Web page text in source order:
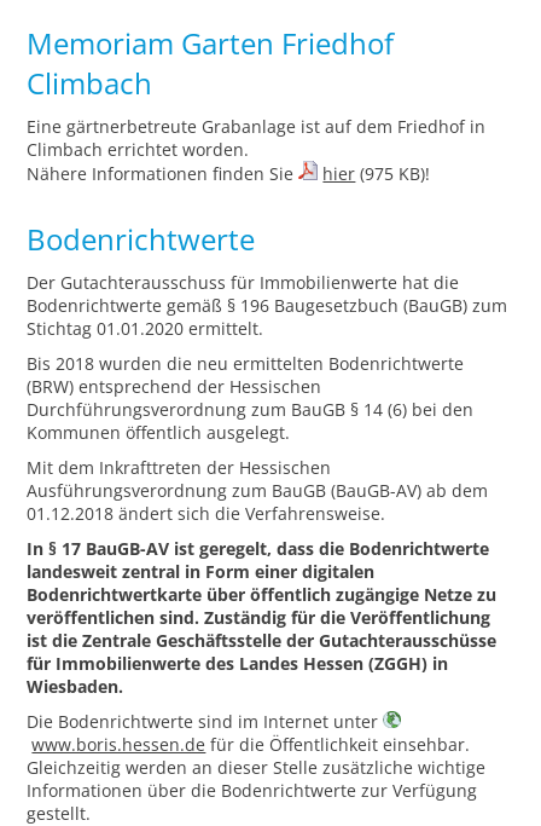
Memoriam Garten Friedhof
Climbach
Eine gärtnerbetreute Grabanlage ist auf dem Friedhof in
Climbach errichtet worden.
Nähere Informationen finden Sie
hier (975 KB)!
Bodenrichtwerte
Der Gutachterausschuss für Immobilienwerte hat die
Bodenrichtwerte gemäß § 196 Baugesetzbuch (BauGB) zum
Stichtag 01.01.2020 ermittelt.
Bis 2018 wurden die neu ermittelten Bodenrichtwerte
(BRW) entsprechend der Hessischen
Durchführungsverordnung zum BauGB § 14 (6) bei den
Kommunen öffentlich ausgelegt.
Mit dem Inkrafttreten der Hessischen
Ausführungsverordnung zum BauGB (BauGB-AV) ab dem
01.12.2018 ändert sich die Verfahrensweise.
In § 17 BauGB-AV ist geregelt, dass die Bodenrichtwerte
landesweit zentral in Form einer digitalen
Bodenrichtwertkarte über öffentlich zugängige Netze zu
veröffentlichen sind. Zuständig für die Veröffentlichung
ist die Zentrale Geschäftsstelle der Gutachterausschüsse
für Immobilienwerte des Landes Hessen (ZGGH) in
Wiesbaden.
Die Bodenrichtwerte sind im Internet unter
www.boris.hessen.de für die Öffentlichkeit einsehbar.
Gleichzeitig werden an dieser Stelle zusätzliche wichtige
Informationen über die Bodenrichtwerte zur Verfügung
gestellt.